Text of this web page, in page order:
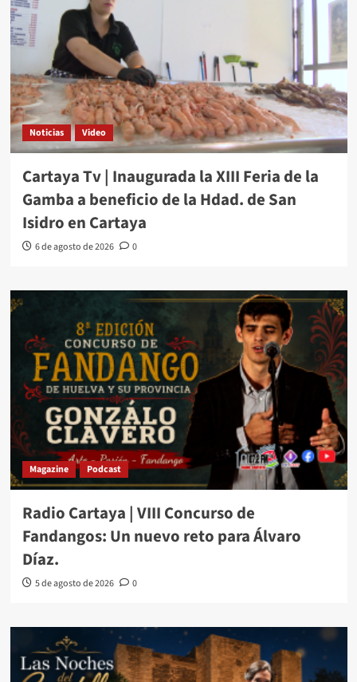
Noticias Video
Cartaya Tv | Inaugurada la XIII Feria de la
Gamba a beneficio de la Hdad. de San
Isidro en Cartaya
6 de agosto de 2026 0
Magazine Podcast
Radio Cartaya | VIII Concurso de
Fandangos: Un nuevo reto para Álvaro
Díaz.
5 de agosto de 2026 0